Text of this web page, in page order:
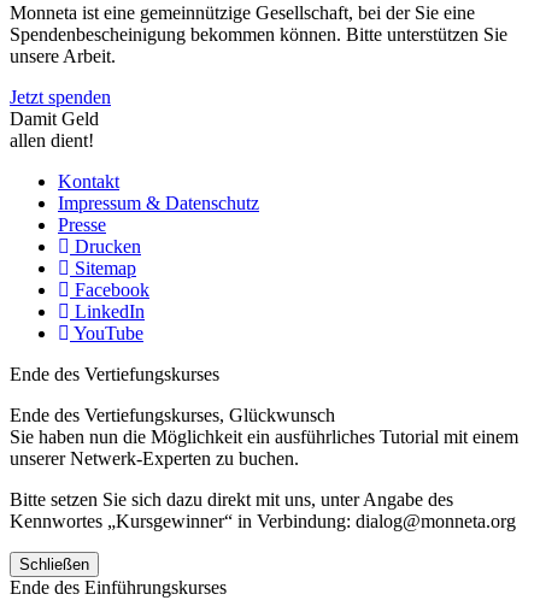
Monneta ist eine gemeinnützige Gesellschaft, bei der Sie eine
Spendenbescheinigung bekommen können. Bitte unterstützen Sie
unsere Arbeit.
Jetzt spenden
Damit Geld
allen dient!
Kontakt
Impressum & Datenschutz
Presse
Drucken
Sitemap
Facebook
LinkedIn
YouTube
Ende des Vertiefungskurses
Ende des Vertiefungskurses, Glückwunsch
Sie haben nun die Möglichkeit ein ausführliches Tutorial mit einem
unserer Netwerk-Experten zu buchen.
Bitte setzen Sie sich dazu direkt mit uns, unter Angabe des
Kennwortes „Kursgewinner“ in Verbindung: dialog@monneta.org
Schließen
Ende des Einführungskurses